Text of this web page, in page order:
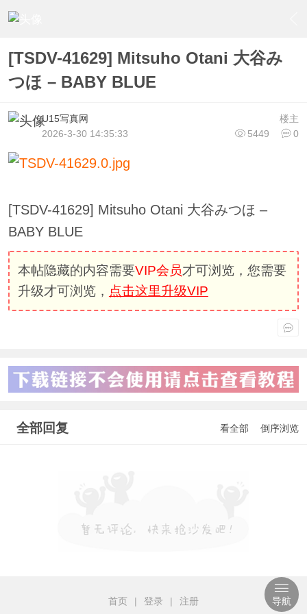
[TSDV-41629] Mitsuho Otani 大谷み
つほ – BABY BLUE
楼主
U15写真网
5449
0
2026-3-30 14:35:33
[TSDV-41629] Mitsuho Otani 大谷みつほ –
BABY BLUE
本帖隐藏的内容需要VIP会员才可浏览，您需要
升级才可浏览， 点击这里升级VIP
全部回复 看全部 倒序浏览
首页 | 登录 | 注册 导航